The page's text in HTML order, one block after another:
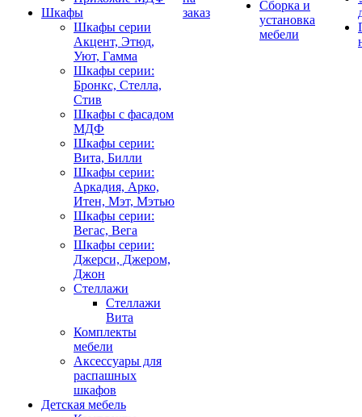
Шкафы
Шкафы серии
Акцент, Этюд,
Уют, Гамма
Шкафы серии:
Бронкс, Стелла,
Стив
Шкафы с фасадом
МДФ
Шкафы серии:
Вита, Билли
Шкафы серии:
Аркадия, Арко,
Итен, Мэт, Мэтью
Шкафы серии:
Вегас, Вега
Шкафы серии:
Джерси, Джером,
Джон
Стеллажи
Стеллажи
Вита
Комплекты
мебели
Аксессуары для
распашных
шкафов
Детская мебель
заказ
Сборка и
установка
мебели